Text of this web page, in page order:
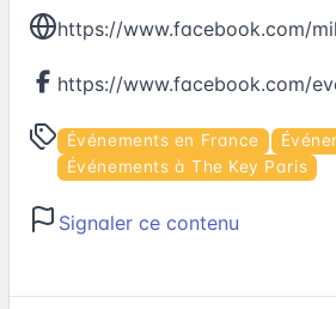
Événements en France
Événements à The Key Paris
Signaler ce contenu